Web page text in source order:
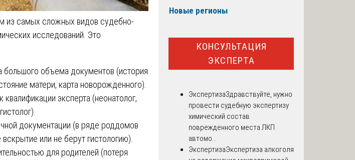
из самых сложных видов судебно-
исследований. Это
объема документов (история
матери, карта новорожденного).
эксперта (неонатолог,
документации (в ряде роддомов
или не берут гистологию).
для родителей (потеря
Новые регионы
КОНСУЛЬТАЦИЯ
ЭКСПЕРТА
ЭкспертизаЗдравствуйте, нужно
провести судебную экспертизу
химический состав
поврежденного места ЛКП
автомо...
ЭкспертизаЭкспертиза алкоголя